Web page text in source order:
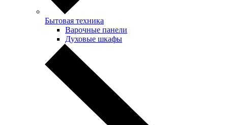
Бытовая техника
Варочные панели
Духовые шкафы